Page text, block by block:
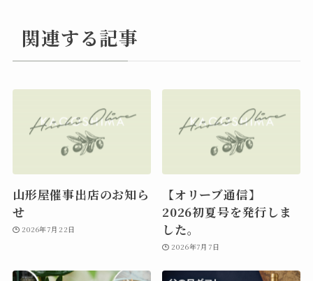
関連する記事
山形屋催事出店のお知ら
せ
2026年7月22日
【オリーブ通信】
2026初夏号を発行しま
した。
2026年7月7日